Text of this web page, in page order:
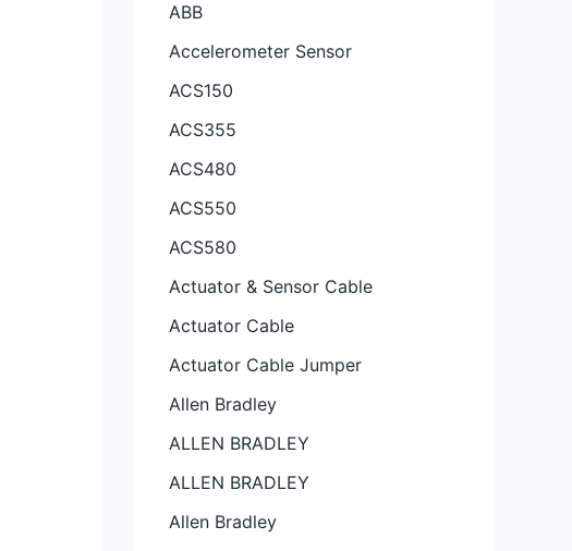
ABB
Accelerometer Sensor
ACS150
ACS355
ACS480
ACS550
ACS580
Actuator & Sensor Cable
Actuator Cable
Actuator Cable Jumper
Allen Bradley
ALLEN BRADLEY
ALLEN BRADLEY
Allen Bradley